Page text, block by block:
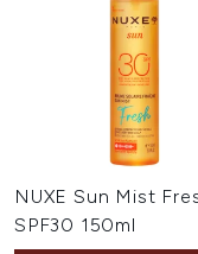
NUXE Sun Mist
SPF30 150ml